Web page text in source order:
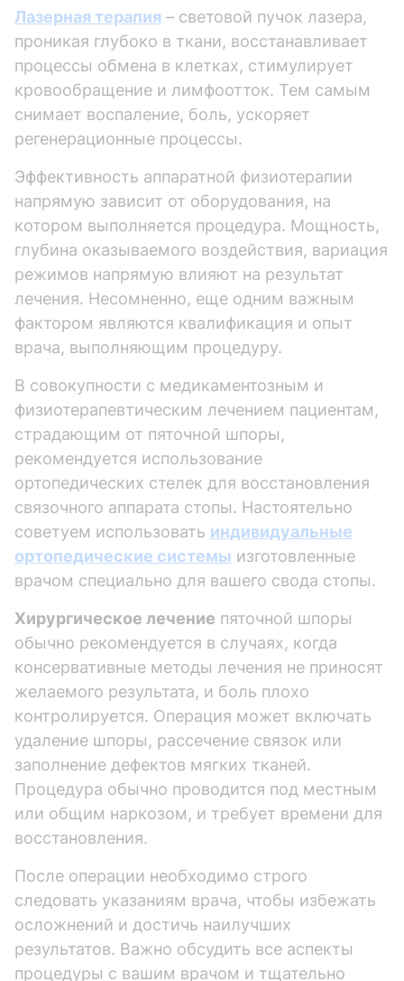
Лазерная терапия – световой пучок лазера,
проникая глубоко в ткани, восстанавливает
процессы обмена в клетках, стимулирует
кровообращение и лимфоотток. Тем самым
снимает воспаление, боль, ускоряет
регенерационные процессы.
Эффективность аппаратной физиотерапии
напрямую зависит от оборудования, на
котором выполняется процедура. Мощность,
глубина оказываемого воздействия, вариация
режимов напрямую влияют на результат
лечения. Несомненно, еще одним важным
фактором являются квалификация и опыт
врача, выполняющим процедуру.
В совокупности с медикаментозным и
физиотерапевтическим лечением пациентам,
страдающим от пяточной шпоры,
рекомендуется использование
ортопедических стелек для восстановления
связочного аппарата стопы. Настоятельно
советуем использовать индивидуальные
ортопедические системы изготовленные
врачом специально для вашего свода стопы.
Хирургическое лечение пяточной шпоры
обычно рекомендуется в случаях, когда
консервативные методы лечения не приносят
желаемого результата, и боль плохо
контролируется. Операция может включать
удаление шпоры, рассечение связок или
заполнение дефектов мягких тканей.
Процедура обычно проводится под местным
или общим наркозом, и требует времени для
восстановления.
После операции необходимо строго
следовать указаниям врача, чтобы избежать
осложнений и достичь наилучших
результатов. Важно обсудить все аспекты
процедуры с вашим врачом и тщательно